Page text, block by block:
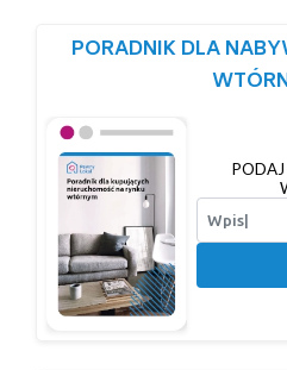
PORADNIK DLA
PODAJ